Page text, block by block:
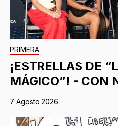
PRIMERA
¡ESTRELLAS DE
MÁGICO”! - CON
7 Agosto 2026